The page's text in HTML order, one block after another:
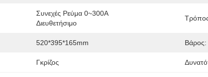
Συνεχές Ρεύμα 0~300A
Διευθετήσιμο
520*395*165mm Βάρος:
Γκρίζος